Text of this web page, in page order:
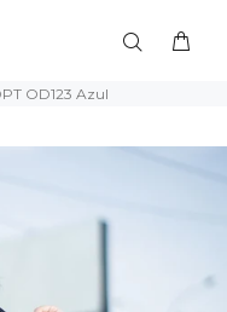
OD123 Azul